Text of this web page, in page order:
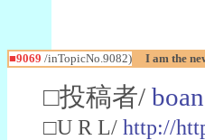
■9069 /inTopicNo.9082) I am the
□投稿者/
□U R L/ http://